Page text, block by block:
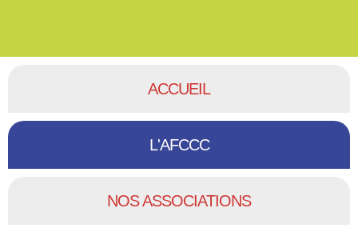
ACCUEIL
L'AFCCC
NOS ASSOCIATIONS